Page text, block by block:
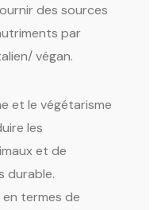
des sources
par
végan.
et le végétarisme
les
et de
durable.
termes de